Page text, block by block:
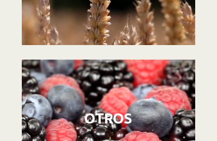
Reproductor
de
vídeo
OTROS